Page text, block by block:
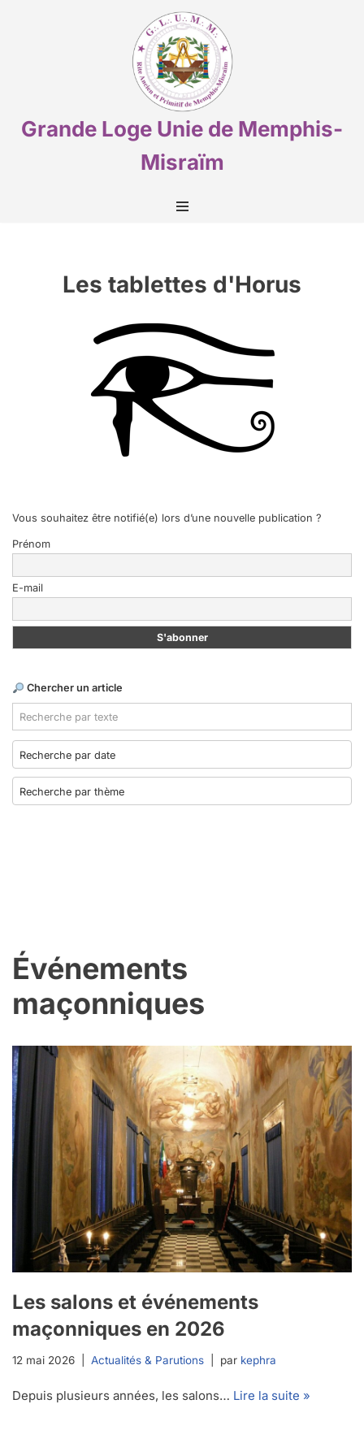
Grande Loge Unie de Memphis-
Misraïm
Les tablettes d'Horus
Vous souhaitez être notifié(e) lors d’une nouvelle publication ?
Prénom
E-mail
Chercher un article
Événements
maçonniques
Les salons et événements
maçonniques en 2026
12 mai 2026 Actualités & Parutions par kephra
Depuis plusieurs années, les salons… Lire la suite »